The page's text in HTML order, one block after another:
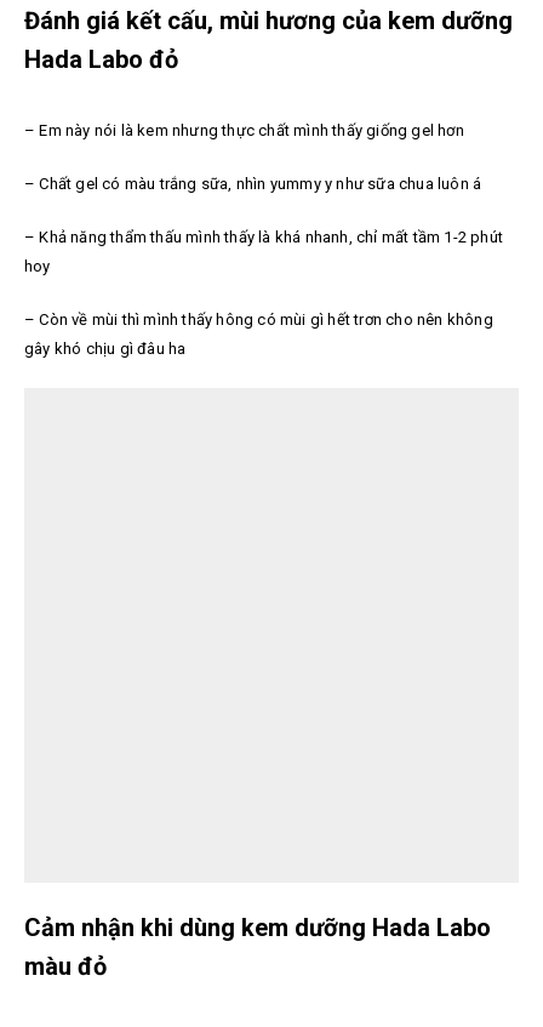
Đánh giá kết cấu, mùi hương của kem dưỡng
Hada Labo đỏ
– Em này nói là kem nhưng thực chất mình thấy giống gel hơn
– Chất gel có màu trắng sữa, nhìn yummy y như sữa chua luôn á
– Khả năng thẩm thấu mình thấy là khá nhanh, chỉ mất tầm 1-2 phút
hoy
– Còn về mùi thì mình thấy hông có mùi gì hết trơn cho nên không
gây khó chịu gì đâu ha
Cảm nhận khi dùng kem dưỡng Hada Labo
màu đỏ